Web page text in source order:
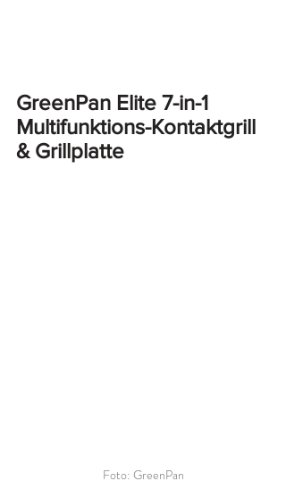
GreenPan Elite 7-in-1
Multifunktions-Kontaktgrill
& Grillplatte
Foto: GreenPan